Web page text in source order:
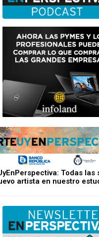
Todas las
artista en nuestro